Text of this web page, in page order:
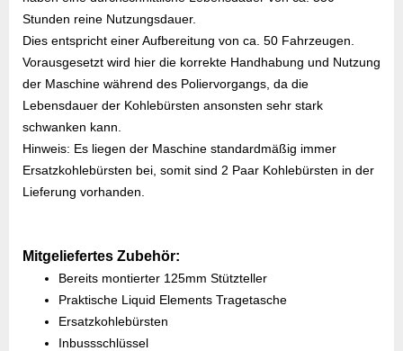
Stunden reine Nutzungsdauer.
Dies entspricht einer Aufbereitung von ca. 50 Fahrzeugen.
Vorausgesetzt wird hier die korrekte Handhabung und Nutzung
der Maschine während des Poliervorgangs, da die
Lebensdauer der Kohlebürsten ansonsten sehr stark
schwanken kann.
Hinweis: Es liegen der Maschine standardmäßig immer
Ersatzkohlebürsten bei, somit sind 2 Paar Kohlebürsten in der
Lieferung vorhanden.
Mitgeliefertes Zubehör:
Bereits montierter 125mm Stützteller
Praktische Liquid Elements Tragetasche
Ersatzkohlebürsten
Inbussschlüssel